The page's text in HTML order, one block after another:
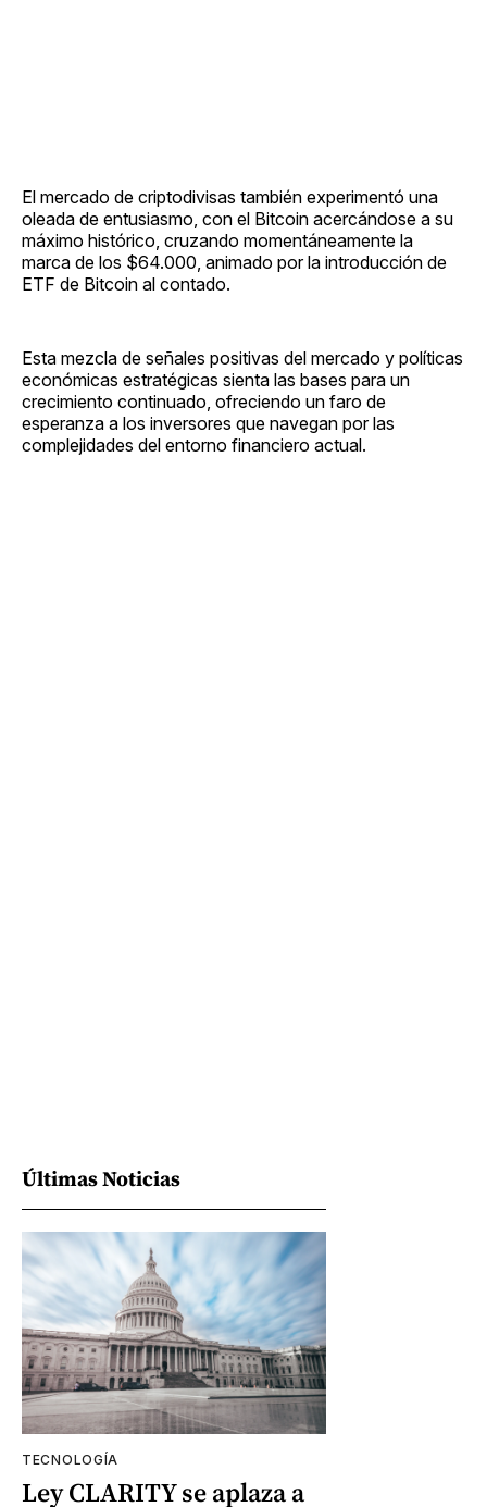
El mercado de criptodivisas también experimentó una
oleada de entusiasmo, con el Bitcoin acercándose a su
máximo histórico, cruzando momentáneamente la
marca de los $64.000, animado por la introducción de
ETF de Bitcoin al contado.
Esta mezcla de señales positivas del mercado y políticas
económicas estratégicas sienta las bases para un
crecimiento continuado, ofreciendo un faro de
esperanza a los inversores que navegan por las
complejidades del entorno financiero actual.
Últimas Noticias
TECNOLOGÍA
Ley CLARITY se aplaza a